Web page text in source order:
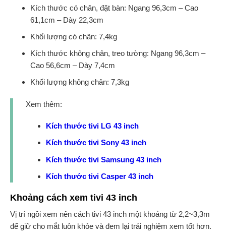
Kích thước có chân, đặt bàn: Ngang 96,3cm – Cao
61,1cm – Dày 22,3cm
Khối lượng có chân: 7,4kg
Kích thước không chân, treo tường: Ngang 96,3cm –
Cao 56,6cm – Dày 7,4cm
Khối lượng không chân: 7,3kg
Xem thêm:
Kích thước tivi LG 43 inch
Kích thước tivi Sony 43 inch
Kích thước tivi Samsung 43 inch
Kích thước tivi Casper 43 inch
Khoảng cách xem tivi 43 inch
Vị trí ngồi xem nên cách tivi 43 inch một khoảng từ 2,2~3,3m
để giữ cho mắt luôn khỏe và đem lại trải nghiệm xem tốt hơn.